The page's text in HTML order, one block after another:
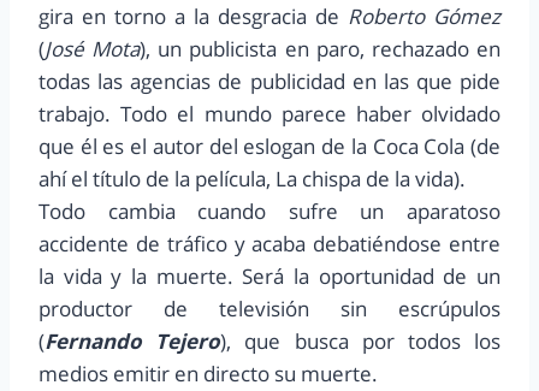
gira en torno a la desgracia de Roberto Gómez
(José Mota), un publicista en paro, rechazado en
todas las agencias de publicidad en las que pide
trabajo. Todo el mundo parece haber olvidado
que él es el autor del eslogan de la Coca Cola (de
ahí el título de la película, La chispa de la vida).
Todo cambia cuando sufre un aparatoso
accidente de tráfico y acaba debatiéndose entre
la vida y la muerte. Será la oportunidad de un
productor de televisión sin escrúpulos
(Fernando Tejero), que busca por todos los
medios emitir en directo su muerte.